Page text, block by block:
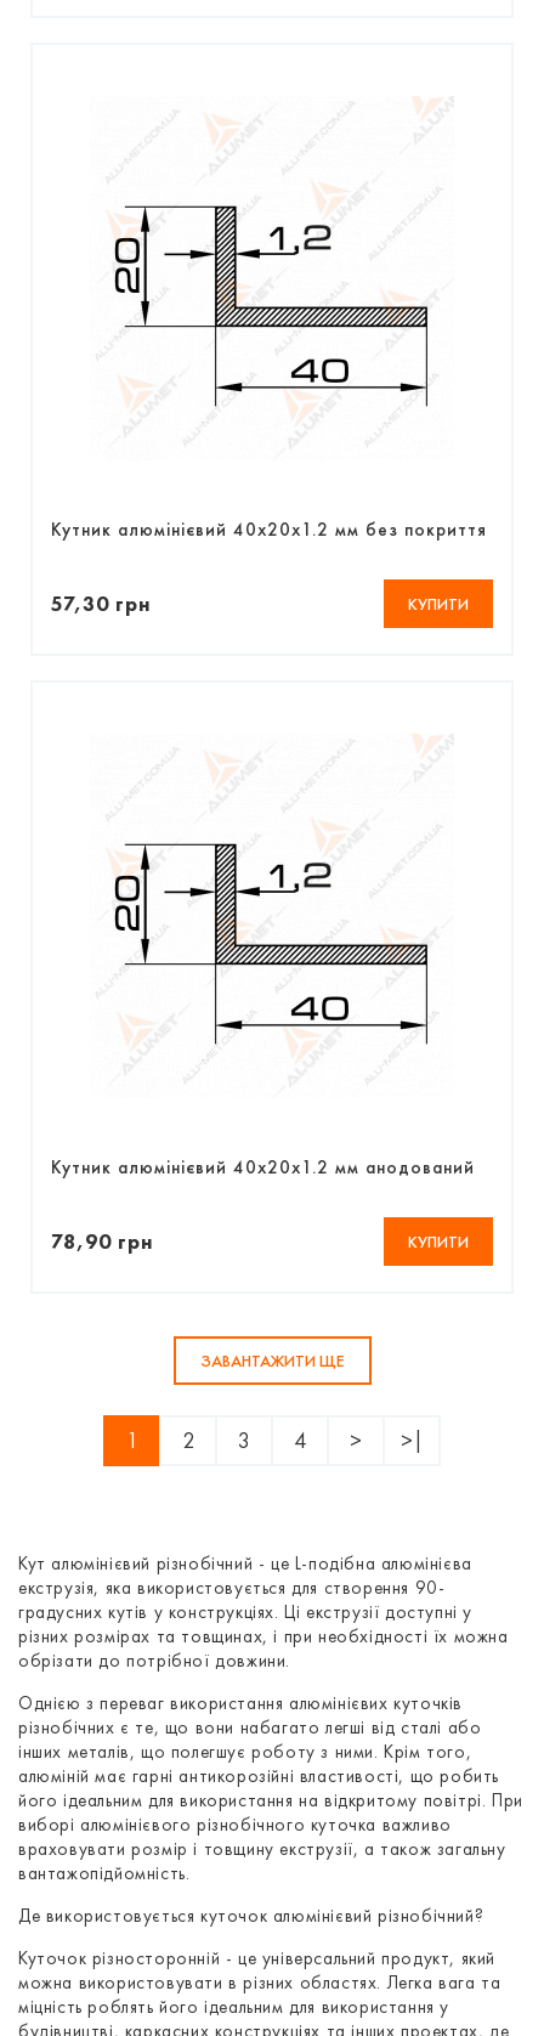
Кутник алюмінієвий 40х20х1.2 мм без покриття
57,30 грн КУПИТИ
Кутник алюмінієвий 40х20х1.2 мм анодований
78,90 грн КУПИТИ
ЗАВАНТАЖИТИ ЩЕ
1 2 3 4 > >|
Кут алюмінієвий різнобічний - це L-подібна алюмінієва
екструзія, яка використовується для створення 90-
градусних кутів у конструкціях. Ці екструзії доступні у
різних розмірах та товщинах, і при необхідності їх можна
обрізати до потрібної довжини.
Однією з переваг використання алюмінієвих куточків
різнобічних є те, що вони набагато легші від сталі або
інших металів, що полегшує роботу з ними. Крім того,
алюміній має гарні антикорозійні властивості, що робить
його ідеальним для використання на відкритому повітрі. При
виборі алюмінієвого різнобічного куточка важливо
враховувати розмір і товщину екструзії, а також загальну
вантажопідйомність.
Де використовується куточок алюмінієвий різнобічний?
Куточок різносторонній - це універсальний продукт, який
можна використовувати в різних областях. Легка вага та
міцність роблять його ідеальним для використання у
будівництві, каркасних конструкціях та інших проектах, де